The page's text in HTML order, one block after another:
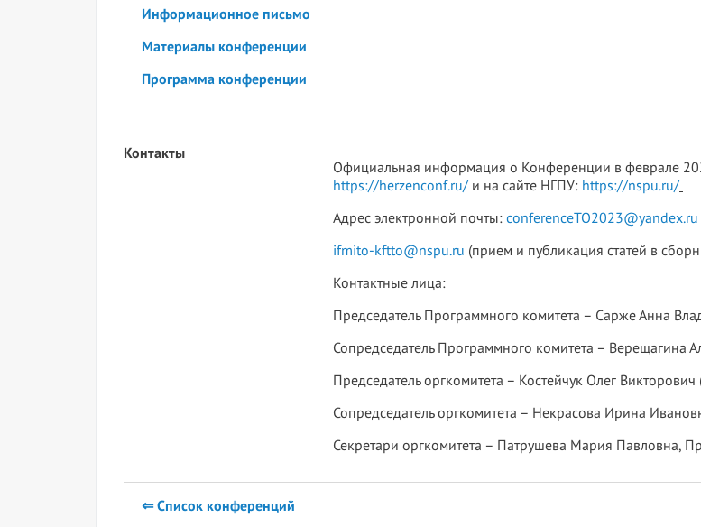
Информационное письмо
Материалы конференции
Программа конференции
Контакты
Официальная информация о Конференции в феврале
https://herzenconf.ru/ и на сайте НГПУ: https://nspu.ru/
Адрес электронной почты: conferenceTO2023@yandex.ru
ifmito-kftto@nspu.ru (прием и публикация статей в
Контактные лица:
Председатель Программного комитета – Сарже Анна
Сопредседатель Программного комитета – Верещагина
Председатель оргкомитета – Костейчук Олег
Сопредседатель оргкомитета – Некрасова Ирина
Секретари оргкомитета – Патрушева Мария Павловна,
⇐ Список конференций